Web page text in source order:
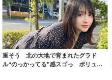
重そう 北の大地で育まれたグラド
ル“のっかってる”感スゴっ ボリュー